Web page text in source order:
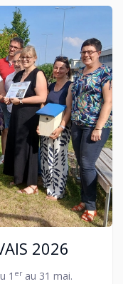
2026
1 erau 31 mai.